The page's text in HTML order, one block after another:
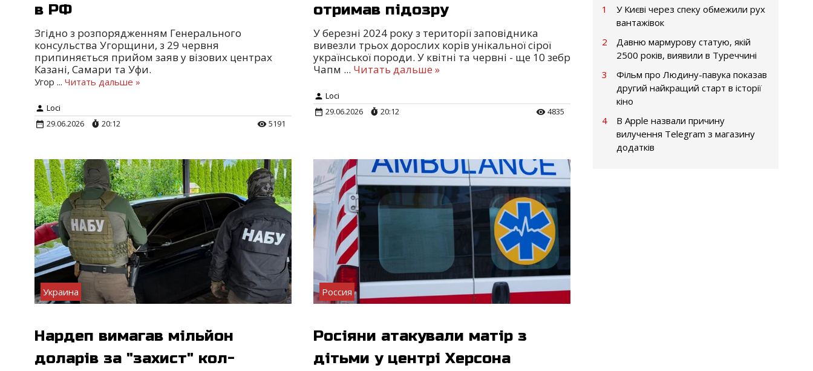
в РФ
Згідно з розпорядженням Генерального
консульства Угорщини, з 29 червня
припиняється прийом заяв у візових центрах
Казані, Самари та Уфи.
Угор ... Читать дальше »
Loci
29.06.2026
20:12 5191
отримав підозру
У березні 2024 року з території заповідника
вивезли трьох дорослих корів унікальної сірої
української породи. У квітні та червні - ще 10 зебр
Чапм ... Читать дальше »
Loci
29.06.2026
20:12 4835
Украина
Нардеп вимагав мільйон
доларів за "захист" кол-
Россия
Росіяни атакували матір з
дітьми у центрі Херсона
1
У Києві через спеку обмежили рух
вантажівок
2
Давню мармурову статую, якій
2500 років, виявили в Туреччині
3
Фільм про Людину-павука показав
другий найкращий старт в історії
кіно
4
В Apple назвали причину
вилучення Telegram з магазину
додатків